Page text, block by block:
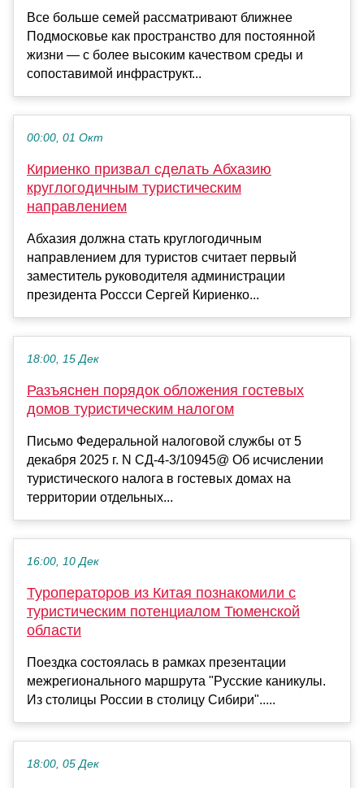
Все больше семей рассматривают ближнее
Подмосковье как пространство для постоянной
жизни — с более высоким качеством среды и
сопоставимой инфраструкт...
00:00, 01 Окт
Кириенко призвал сделать Абхазию
круглогодичным туристическим
направлением
Абхазия должна стать круглогодичным
направлением для туристов считает первый
заместитель руководителя администрации
президента Россси Сергей Кириенко...
18:00, 15 Дек
Разъяснен порядок обложения гостевых
домов туристическим налогом
Письмо Федеральной налоговой службы от 5
декабря 2025 г. N СД-4-3/10945@ Об исчислении
туристического налога в гостевых домах на
территории отдельных...
16:00, 10 Дек
Туроператоров из Китая познакомили с
туристическим потенциалом Тюменской
области
Поездка состоялась в рамках презентации
межрегионального маршрута "Русские каникулы.
Из столицы России в столицу Сибири".....
18:00, 05 Дек